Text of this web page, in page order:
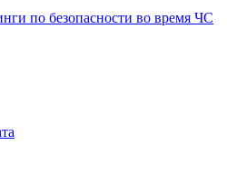
по безопасности во время ЧС